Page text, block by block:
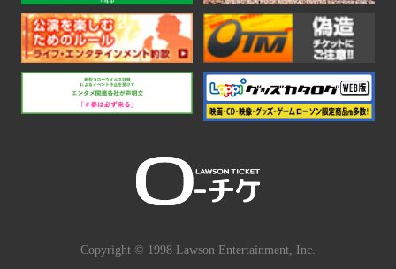
Copyright © 1998 Lawson Entertainment, Inc.